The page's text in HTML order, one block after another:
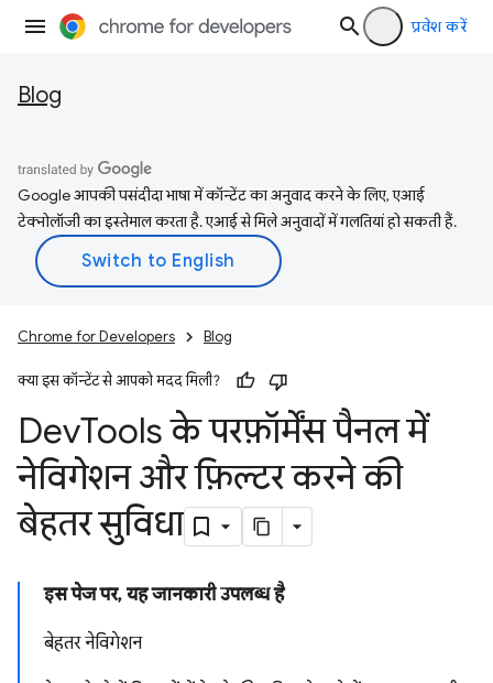
प्रवेश करें
Blog
Google आपकी पसंदीदा भाषा में कॉन्टेंट का अनुवाद करने के लिए, एआई
टेक्नोलॉजी का इस्तेमाल करता है. एआई से मिले अनुवादों में गलतियां हो सकती हैं.
Chrome for Developers Blog
क्या इस कॉन्टेंट से आपको मदद मिली?
DevTools के परफ़ॉर्मेंस पैनल में
नेविगेशन और फ़िल्टर करने की
बेहतर सुविधा
इस पेज पर, यह जानकारी उपलब्ध है
बेहतर नेविगेशन